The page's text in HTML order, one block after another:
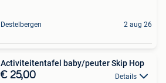
Destelbergen 2 aug 26
Activiteitentafel baby/peuter Skip Hop
€ 25,00 Details